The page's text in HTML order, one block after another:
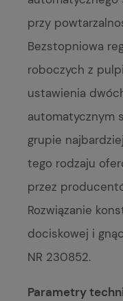
przy
Bezstopniowa
roboczych z
ustawienia
automatycznym
grupie
tego rodzaju
przez
Rozwiązanie
dociskowej i
NR 230852.
Parametry